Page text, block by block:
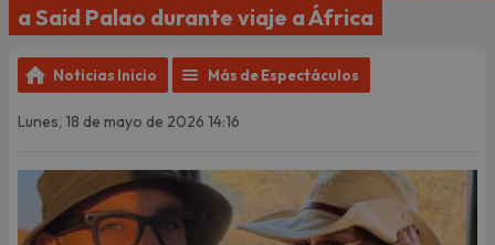
a Said Palao durante viaje a África
Noticias Inicio Más de Espectáculos
Lunes, 18 de mayo de 2026 14:16